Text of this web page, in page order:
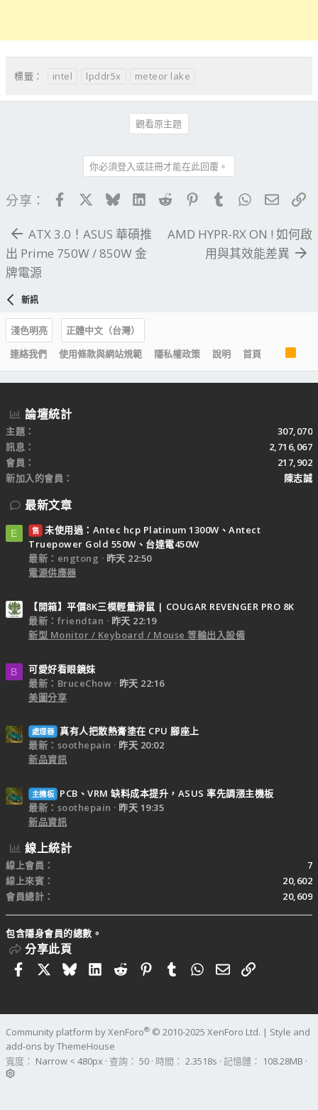
標籤： intel lpddr5x meteor lake
觀看原主題
你必須登入或註冊才能在此回覆。
分享： FacebookBlueskyLinkedIn
Reddit PinterestTumblrWhatsApp
電子
ATX 3.0！ASUS 華碩推
出 Prime 750W / 850W 金
牌電源
AMD HYPR-RX ON ! 如何啟
用與其效能差異
新訊
淺色明亮
正體中文（台灣）
連絡我們
使用條款與網站規範 隱私權政策 說明 首頁
R
S
S
論壇統計
主題
307,070
訊息
2,716,067
會員
217,902
新加入的會員
陳志誠
最新文章
E 售 未使用過：Antec hcp Platinum 1300W、Antect
Truepower Gold 550W、台達電450W
最新：engtong
昨天 22:50
電源供應器
【開箱】平價8K三模輕量滑鼠 | COUGAR REVENGER PRO 8K
最新：friendtan
昨天 22:19
新型 Monitor / Keyboard / Mouse 等輸出入設備
B
可愛好看眼鏡妹
最新：BruceChow
昨天 22:16
美圖分享
處理器 真有人把散熱膏塗在 CPU 腳座上
最新：soothepain
昨天 20:02
新品資訊
主機板
PCB、VRM 缺料成本提升，ASUS 率先調漲主機板
最新：soothepain
昨天 19:35
新品資訊
線上統計
線上會員
7
線上來賓
20,602
會員總計
20,609
包含隱身會員的總數。
分享此頁
FacebookBlueskyLinkedIn
RedditPinterestTumblrWhatsApp
電子郵件
連結
Community platform by XenForo® © 2010-2025 XenForo Ltd. | Style and
add-ons by ThemeHouse
寬度
查詢 50 時間 2.3518s 記憶體 108.28MB